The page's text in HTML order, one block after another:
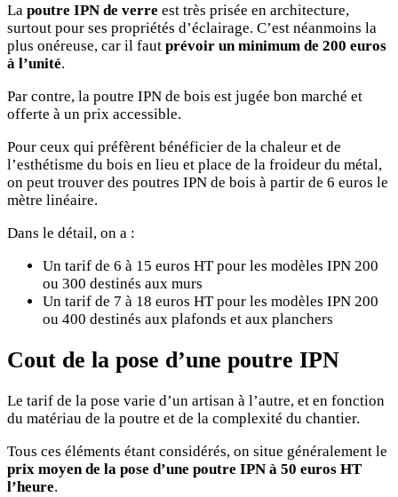
La poutre IPN de verre est très prisée en architecture,
surtout pour ses propriétés d’éclairage. C’est néanmoins la
plus onéreuse, car il faut prévoir un minimum de 200 euros
à l’unité.
Par contre, la poutre IPN de bois est jugée bon marché et
offerte à un prix accessible.
Pour ceux qui préfèrent bénéficier de la chaleur et de
l’esthétisme du bois en lieu et place de la froideur du métal,
on peut trouver des poutres IPN de bois à partir de 6 euros le
mètre linéaire.
Dans le détail, on a :
Un tarif de 6 à 15 euros HT pour les modèles IPN 200
ou 300 destinés aux murs
Un tarif de 7 à 18 euros HT pour les modèles IPN 200
ou 400 destinés aux plafonds et aux planchers
Cout de la pose d’une poutre IPN
Le tarif de la pose varie d’un artisan à l’autre, et en fonction
du matériau de la poutre et de la complexité du chantier.
Tous ces éléments étant considérés, on situe généralement le
prix moyen de la pose d’une poutre IPN à 50 euros HT
l’heure.